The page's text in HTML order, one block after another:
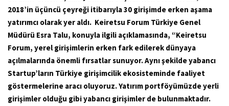
2018’in üçüncü çeyreği itibarıyla 30 girişimde erken aşama
yatırımcı olarak yer aldı. Keiretsu Forum Türkiye Genel
Müdürü Esra Talu, konuyla ilgili açıklamasında, “Keiretsu
Forum, yerel girişimlerin erken fark edilerek dünyaya
açılmalarında önemli fırsatlar sunuyor. Aynı şekilde yabancı
Startup’ların Türkiye girişimcilik ekosisteminde faaliyet
göstermelerine aracı oluyoruz. Yatırım portföyümüzde yerli
girişimler olduğu gibi yabancı girişimler de bulunmaktadır.